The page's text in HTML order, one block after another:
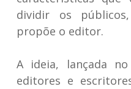
dividir os
propõe o editor.
A ideia, lançada
editores e